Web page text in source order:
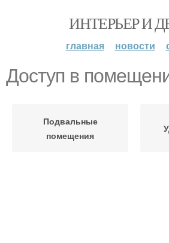
ИНТЕРЬЕР И
главная новости
Доступ в
Подвальные
помещения